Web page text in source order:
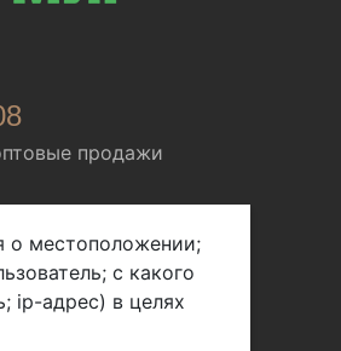
продажи
о местоположении;
с какого
ip-адрес) в целях